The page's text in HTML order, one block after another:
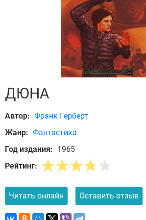
ДЮНА
Автор: Фрэнк Герберт
Жанр: Фантастика
Год издания: 1965
Рейтинг:
Читать онлайн Оставить отзыв